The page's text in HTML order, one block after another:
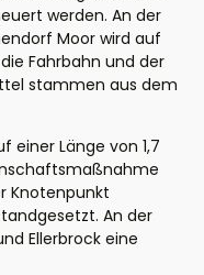
werden. An der
Moor wird auf
Fahrbahn und der
stammen aus dem
einer Länge von 1,7
Knotenpunkt
An der
Ellerbrock eine